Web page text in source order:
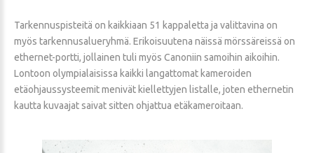
Tarkennuspisteitä on kaikkiaan 51 kappaletta ja valittavina on
myös tarkennusalueryhmä. Erikoisuutena näissä mörssäreissä on
ethernet-portti, jollainen tuli myös Canoniin samoihin aikoihin.
Lontoon olympialaisissa kaikki langattomat kameroiden
etäohjaussysteemit menivät kiellettyjen listalle, joten ethernetin
kautta kuvaajat saivat sitten ohjattua etäkameroitaan.